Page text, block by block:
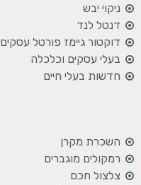
ניקוי יבש
דנטל לנד
דוקטור גיימז פורטל עסקים
בעלי עסקים וכלכלה
חדשות בעלי חיים
השכרת מקרן
רמקולים מוגברים
צלצול חכם